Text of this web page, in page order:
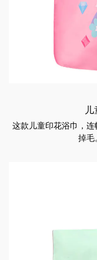
这款儿童印花浴巾，
掉毛